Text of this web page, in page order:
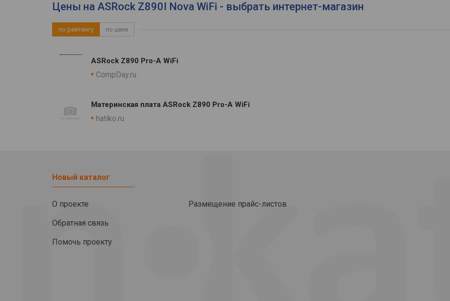
Цены на ASRock Z890I Nova WiFi - выбрать интернет-магазин
по рейтингу по цене
ASRock Z890 Pro-A WiFi
CompDay.ru
Материнская плата ASRock Z890 Pro-A WiFi
hatiko.ru
Новый каталог
О проекте
Обратная связь
Помочь проекту
Размещение прайс-листов